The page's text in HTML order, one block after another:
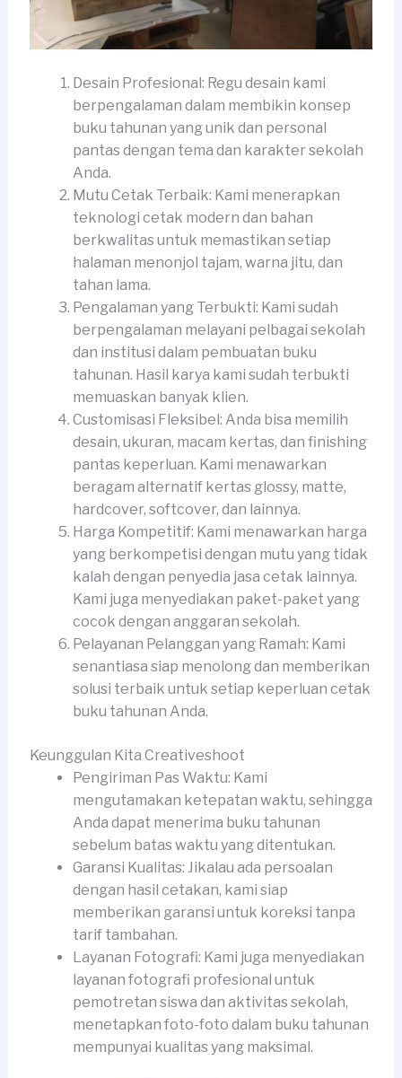
Desain Profesional: Regu desain kami
berpengalaman dalam membikin konsep
buku tahunan yang unik dan personal
pantas dengan tema dan karakter sekolah
Anda.
Mutu Cetak Terbaik: Kami menerapkan
teknologi cetak modern dan bahan
berkwalitas untuk memastikan setiap
halaman menonjol tajam, warna jitu, dan
tahan lama.
Pengalaman yang Terbukti: Kami sudah
berpengalaman melayani pelbagai sekolah
dan institusi dalam pembuatan buku
tahunan. Hasil karya kami sudah terbukti
memuaskan banyak klien.
Customisasi Fleksibel: Anda bisa memilih
desain, ukuran, macam kertas, dan finishing
pantas keperluan. Kami menawarkan
beragam alternatif kertas glossy, matte,
hardcover, softcover, dan lainnya.
Harga Kompetitif: Kami menawarkan harga
yang berkompetisi dengan mutu yang tidak
kalah dengan penyedia jasa cetak lainnya.
Kami juga menyediakan paket-paket yang
cocok dengan anggaran sekolah.
Pelayanan Pelanggan yang Ramah: Kami
senantiasa siap menolong dan memberikan
solusi terbaik untuk setiap keperluan cetak
buku tahunan Anda.
Keunggulan Kita Creativeshoot
Pengiriman Pas Waktu: Kami
mengutamakan ketepatan waktu, sehingga
Anda dapat menerima buku tahunan
sebelum batas waktu yang ditentukan.
Garansi Kualitas: Jikalau ada persoalan
dengan hasil cetakan, kami siap
memberikan garansi untuk koreksi tanpa
tarif tambahan.
Layanan Fotografi: Kami juga menyediakan
layanan fotografi profesional untuk
pemotretan siswa dan aktivitas sekolah,
menetapkan foto-foto dalam buku tahunan
mempunyai kualitas yang maksimal.